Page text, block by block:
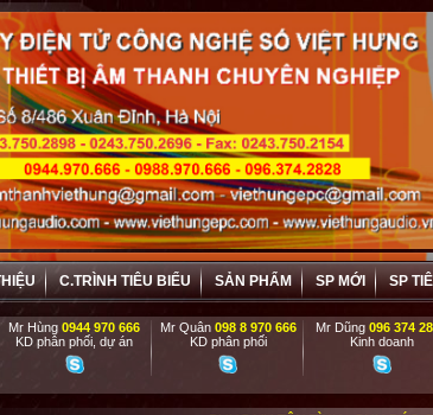
C.TRÌNH TIÊU BIỂU SẢN PHẨM SP MỚI SP
Mr Hùng0944 970 666
KD phân phối, dự án
Mr Quân 098 8 970 666
KD phân phối
Mr Dũng096 374
Kinh doanh